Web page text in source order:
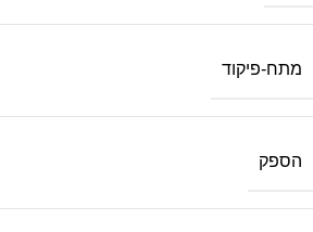
מתח-פיקוד
הספק